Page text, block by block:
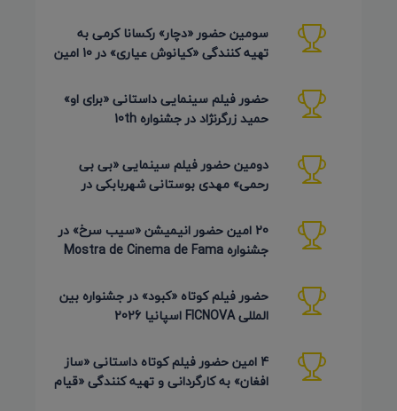
سومین حضور «دچار» رکسانا کرمی به
تهیه کنندگی «کیانوش عیاری» در 10 امین
حضور فیلم سینمایی داستانی «برای او»
حمید زرگرنژاد در جشنواره 10th
دومین حضور فیلم سینمایی «بی بی
رحمی» مهدی بوستانی شهربابکی در
20 امین حضور انیمیشن «سیب سرخ» در
جشنواره Mostra de Cinema de Fama
حضور فیلم کوتاه «کبود» در جشنواره بین
المللی FICNOVA اسپانیا 2026
4 امین حضور فیلم کوتاه داستانی «ساز
افغان» به کارگردانی و تهیه کنندگی «قیام